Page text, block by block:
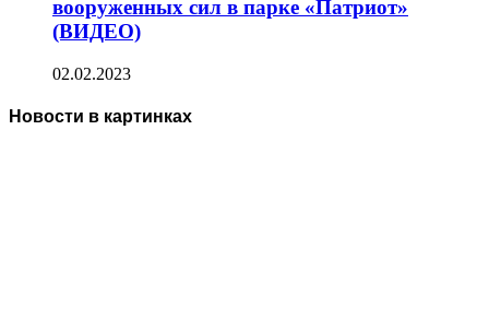
вооруженных сил в парке «Патриот»
(ВИДЕО)
02.02.2023
Новости в картинках